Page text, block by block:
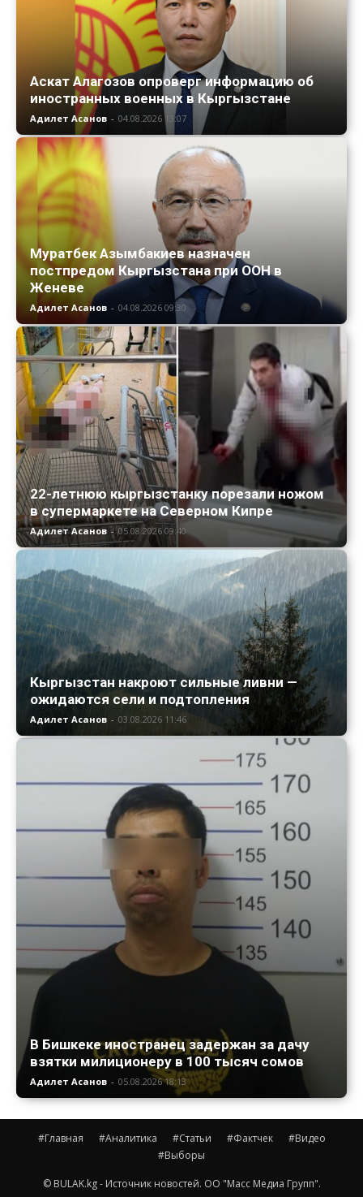
Аскат Алагозов опроверг информацию об
иностранных военных в Кыргызстане
Адилет Асанов - 04.08.2026 13:07
Муратбек Азымбакиев назначен
постпредом Кыргызстана при ООН в
Женеве
Адилет Асанов - 04.08.2026 09:30
22-летнюю кыргызстанку порезали ножом
в супермаркете на Северном Кипре
Адилет Асанов - 05.08.2026 09:40
Кыргызстан накроют сильные ливни —
ожидаются сели и подтопления
Адилет Асанов - 03.08.2026 11:46
В Бишкеке иностранец задержан за дачу
взятки милиционеру в 100 тысяч сомов
Адилет Асанов - 05.08.2026 18:13
#Главная #Аналитика #Статьи #Фактчек
#Видео
#Выборы
© BULAK.kg - Источник новостей. ОО "Масс Медиа Групп".